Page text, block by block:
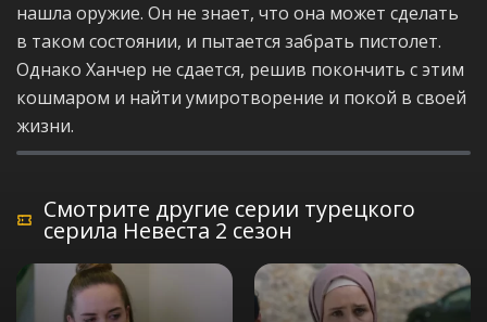
нашла оружие. Он не знает, что она может сделать
в таком состоянии, и пытается забрать пистолет.
Однако Ханчер не сдается, решив покончить с этим
кошмаром и найти умиротворение и покой в своей
жизни.
Смотрите другие серии турецкого
серила Невеста 2 сезон